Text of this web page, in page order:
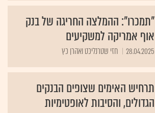
"תמכרו": ההמלצה החריגה של בנק
אוף אמריקה למשקיעים
28.04.2025 חזי שטרנליכט ואהרן כץ
תרחיש האימים שצופים הבנקים
הגדולים, והסיבות לאופטימיות